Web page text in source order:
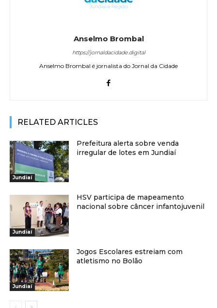
Anselmo Brombal
https://jornaldacidade.digital
Anselmo Brombal é jornalista do Jornal da Cidade
RELATED ARTICLES
Jundiaí
Prefeitura alerta sobre venda
irregular de lotes em Jundiaí
Jundiaí
HSV participa de mapeamento
nacional sobre câncer infantojuvenil
Jundiaí
Jogos Escolares estreiam com
atletismo no Bolão